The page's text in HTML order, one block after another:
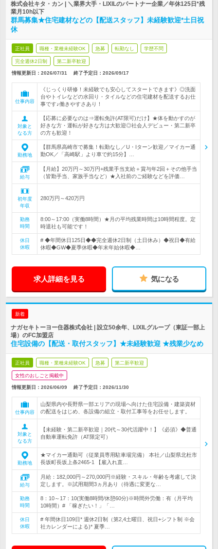
株式会社キタ・カン | ＼業界大手・LIXILのパートナー企業／年休125日*残
業月10h以下
群馬募集★住宅建材などの【配送スタッフ】未経験歓迎*土日祝
休
正社員 職種・業種未経験OK 急募 転勤なし 学歴不問
完全週休2日制 第二新卒歓迎
情報更新日：2026/07/31 終了予定日： 2026/09/17
仕事内容
《じっくり研修！未経験でも安心してスタートできます》◎洗面
台やトイレなどの水回り・タイルなどの住宅建材を配送するお仕
事です♪働きやすさあり！
対象と
なる方
【応募に必要なのは⇒運転免許(AT限可)だけ】★体を動かすのが
好きな方・運転が好きな方は大歓迎◎社会人デビュー・第二新卒
の方も歓迎！
勤務地
【群馬県高崎市で募集！転勤なし／U・Iターン歓迎／マイカー通
勤OK／「高崎駅」より車で約15分】…
給与
【月給】20万円～30万円+残業手当支給＋賞与年2回＋その他手当
（皆勤手当、家族手当など）★入社前のご経験などを評価…
初年度
年収
280万円～420万円
勤務
時間
8:00～17:00（実働8時間）★月の平均残業時間は10時間程度。定
時退社も可能です！
休日
休暇
# ◆年間休日125日◆◆完全週休2日制（土日休み）◆祝日◆有給
休暇◆GW◆夏季休暇◆年末年始休暇◆…
求人詳細を見る 気になる
新着
ナガセキトーヨー住器株式会社 | 設立50余年、LIXILグループ（東証一部上
場）のFC加盟店
住宅設備の【配送・取付スタッフ】★未経験歓迎 ★残業少なめ
正社員 職種・業種未経験OK 急募 第二新卒歓迎
女性のおしごと掲載中
情報更新日：2026/06/09 終了予定日： 2026/11/30
仕事内容
山梨県内や長野県一部エリアの現場へ向けた住宅設備・建築資材
の配送をはじめ、各設備の組立・取付工事等をお任せします。
対象と
なる方
【未経験・第二新卒歓迎｜20代～30代活躍中！】《必須》◆普通
自動車運転免許（AT限定可）
勤務地
★マイカー通勤可（従業員専用駐車場完備） 本社／山梨県北杜市
長坂町長坂上条2465-1 【雇入れ直…
給与
月給：182,000円～270,000円※経験・スキル・年齢を考慮して決
定します。※試用期間3ヵ月あり（待遇に変更な…
勤務
時間
8：10～17：10(実働8時間/休憩60分)※時間外労働：有（月平均
10時間）# 「稼ぎたい！」「…
休日
休暇
# 年間休日109日* 週休2日制（第2,4土曜日、祝日+シフト制 ※会
社カレンダーによる)* 夏季…